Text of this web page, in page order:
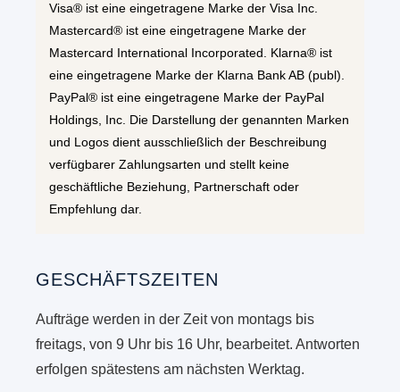
Visa® ist eine eingetragene Marke der Visa Inc.
Mastercard® ist eine eingetragene Marke der
Mastercard International Incorporated. Klarna® ist
eine eingetragene Marke der Klarna Bank AB (publ).
PayPal® ist eine eingetragene Marke der PayPal
Holdings, Inc. Die Darstellung der genannten Marken
und Logos dient ausschließlich der Beschreibung
verfügbarer Zahlungsarten und stellt keine
geschäftliche Beziehung, Partnerschaft oder
Empfehlung dar.
GESCHÄFTSZEITEN
Aufträge werden in der Zeit von montags bis
freitags, von 9 Uhr bis 16 Uhr, bearbeitet. Antworten
erfolgen spätestens am nächsten Werktag.